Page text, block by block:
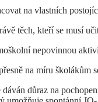
na vlastních
těch, kteří se musí
nepovinnou
na míru školákům
důraz na